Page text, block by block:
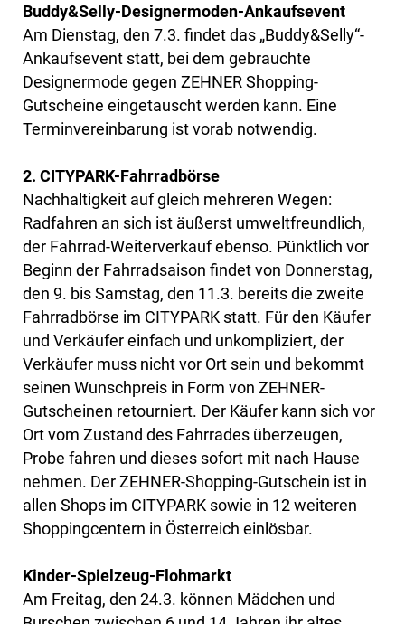
Buddy&Selly-Designermoden-Ankaufsevent
Am Dienstag, den 7.3. findet das „Buddy&Selly“-
Ankaufsevent statt, bei dem gebrauchte
Designermode gegen ZEHNER Shopping-
Gutscheine eingetauscht werden kann. Eine
Terminvereinbarung ist vorab notwendig.
2. CITYPARK-Fahrradbörse
Nachhaltigkeit auf gleich mehreren Wegen:
Radfahren an sich ist äußerst umweltfreundlich,
der Fahrrad-Weiterverkauf ebenso. Pünktlich vor
Beginn der Fahrradsaison findet von Donnerstag,
den 9. bis Samstag, den 11.3. bereits die zweite
Fahrradbörse im CITYPARK statt. Für den Käufer
und Verkäufer einfach und unkompliziert, der
Verkäufer muss nicht vor Ort sein und bekommt
seinen Wunschpreis in Form von ZEHNER-
Gutscheinen retourniert. Der Käufer kann sich vor
Ort vom Zustand des Fahrrades überzeugen,
Probe fahren und dieses sofort mit nach Hause
nehmen. Der ZEHNER-Shopping-Gutschein ist in
allen Shops im CITYPARK sowie in 12 weiteren
Shoppingcentern in Österreich einlösbar.
Kinder-Spielzeug-Flohmarkt
Am Freitag, den 24.3. können Mädchen und